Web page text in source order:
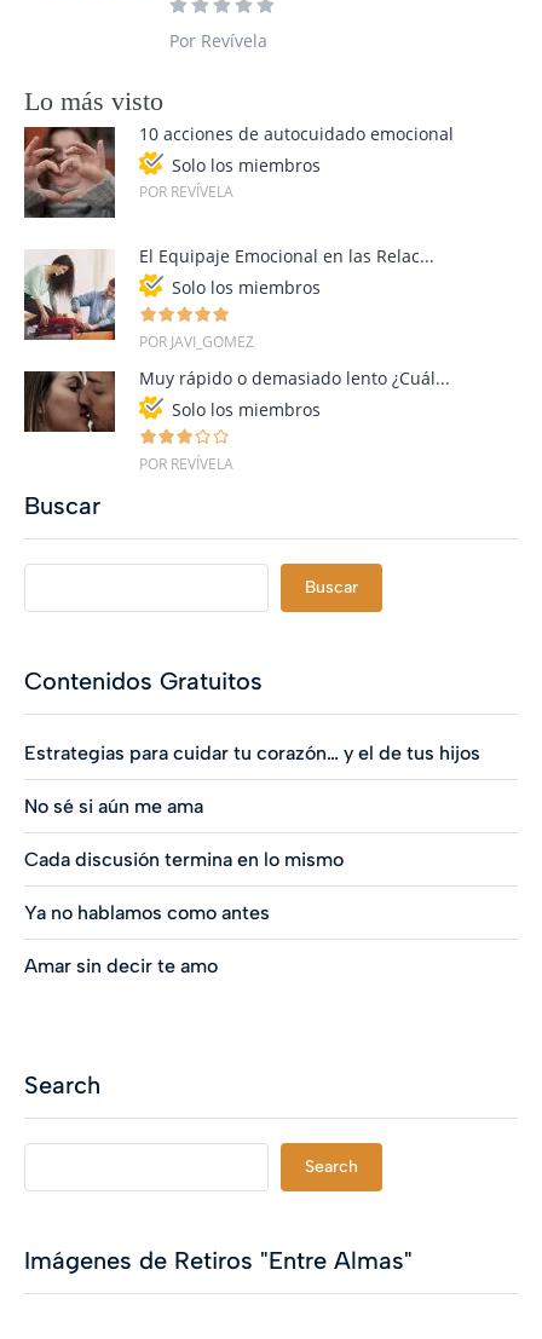
Por Revívela
Lo más visto
10 acciones de autocuidado emocional
Solo los miembros
POR REVÍVELA
El Equipaje Emocional en las Relac...
Solo los miembros
POR JAVI_GOMEZ
Muy rápido o demasiado lento ¿Cuál...
Solo los miembros
POR REVÍVELA
Buscar
Buscar
Contenidos Gratuitos
Estrategias para cuidar tu corazón… y el de tus hijos
No sé si aún me ama
Cada discusión termina en lo mismo
Ya no hablamos como antes
Amar sin decir te amo
Search
Search
Imágenes de Retiros "Entre Almas"